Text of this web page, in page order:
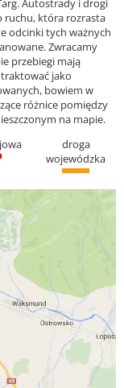
ruchu, która rozrasta
odcinki tych ważnych
Zwracamy
przebiegi mają
jako
bowiem w
różnice pomiędzy
na mapie.
droga
wojewódzka